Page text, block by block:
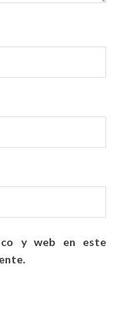
y web en este